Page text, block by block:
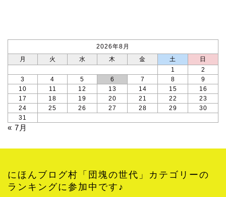
2026年8月
月
火 水 木 金 土
日
1
2
3
4 5 6 7 8
9
10
11 12 13 14 15
16
17
18 19 20 21 22
23
24
25 26 27 28 29
30
31
« 7月
にほんブログ村「団塊の世代」カテゴリーの
ランキングに参加中です♪